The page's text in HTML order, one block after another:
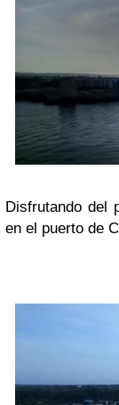
Disfrutando del
en el puerto de